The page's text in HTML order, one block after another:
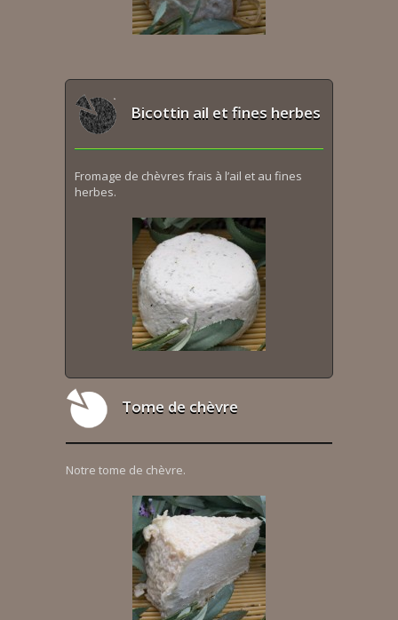
Bicottin ail et fines herbes
Fromage de chèvres frais à l’ail et au fines
herbes.
Tome de chèvre
Notre tome de chèvre.